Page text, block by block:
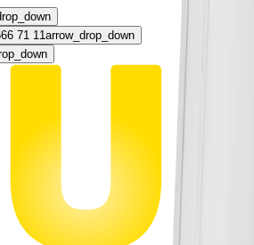
71 11arrow_drop_down